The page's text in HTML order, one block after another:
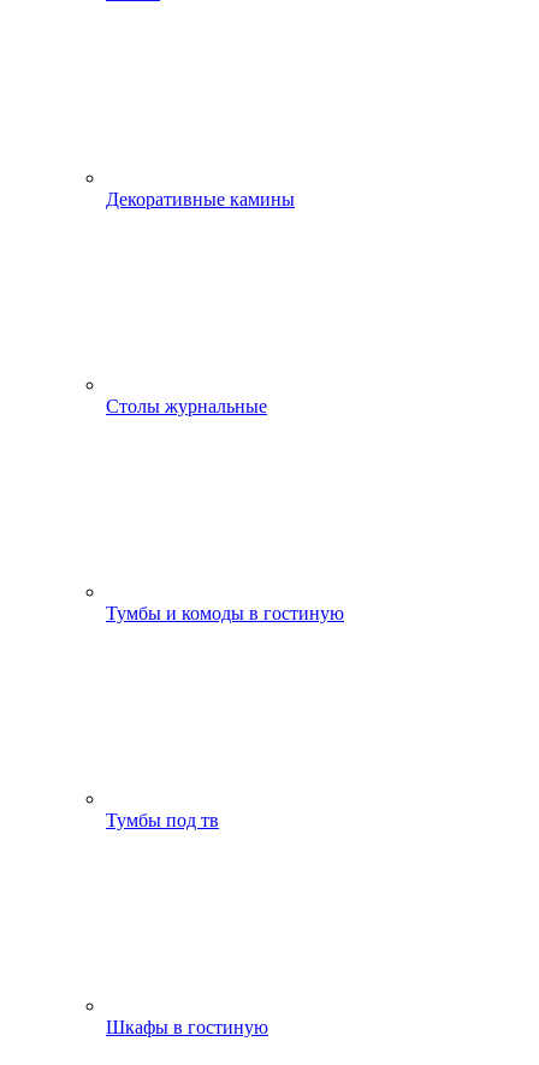
Декоративные камины
Столы журнальные
Тумбы и комоды в гостиную
Тумбы под тв
Шкафы в гостиную